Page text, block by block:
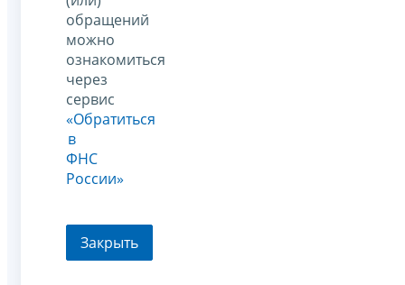
обращений
можно
ознакомиться
через
сервис
«Обратиться
в
ФНС
России»
Закрыть